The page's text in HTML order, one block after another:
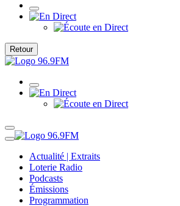
Retour
Actualité | Extraits
Loterie Radio
Podcasts
Émissions
Programmation